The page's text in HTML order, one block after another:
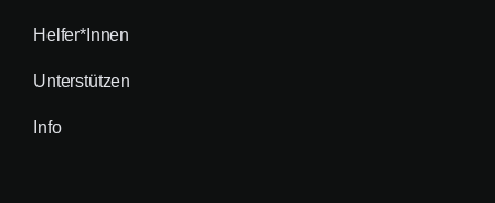
Helfer*innen
Unterstützen
Info